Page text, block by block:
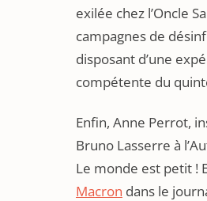
exilée chez l’Oncle
campagnes de
disposant d’une
compétente du
Enfin, Anne Perrot,
Bruno Lasserre à
Le monde est petit !
Macron dans le